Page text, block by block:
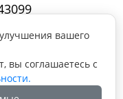
вашего
вы соглашаетесь с